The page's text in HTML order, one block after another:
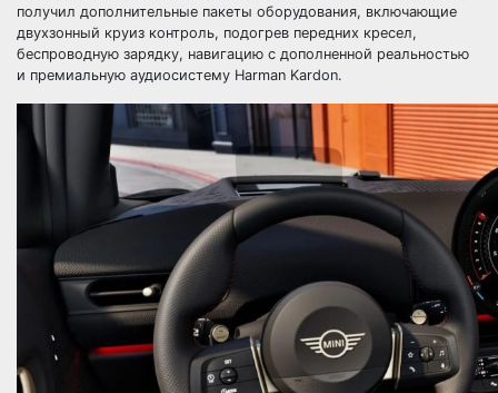
получил дополнительные пакеты оборудования, включающие
двухзонный круиз контроль, подогрев передних кресел,
беспроводную зарядку, навигацию с дополненной реальностью
и премиальную аудиосистему Harman Kardon.